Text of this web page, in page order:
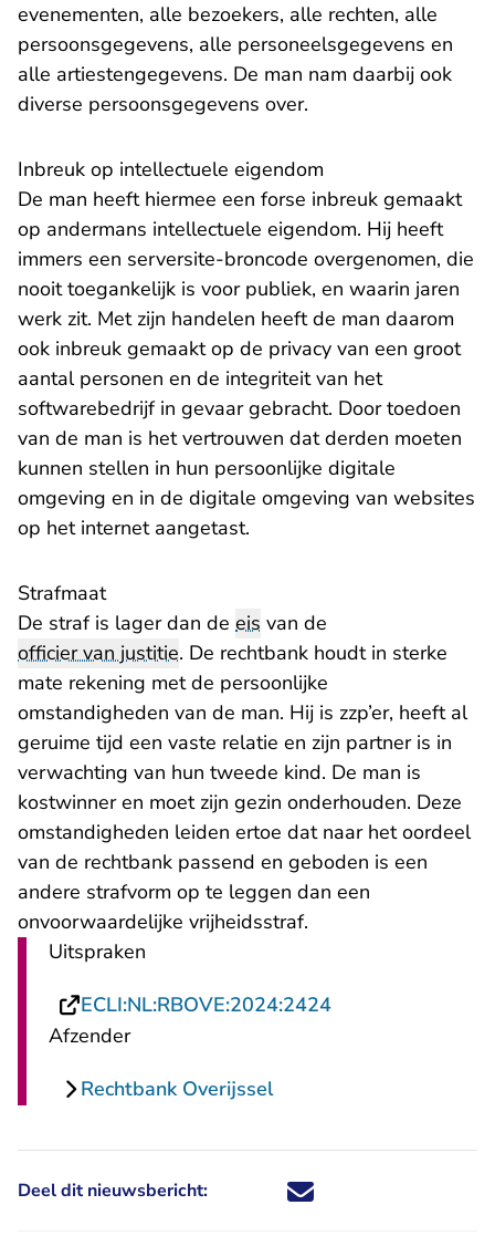
evenementen, alle bezoekers, alle rechten, alle
persoonsgegevens, alle personeelsgegevens en
alle artiestengegevens. De man nam daarbij ook
diverse persoonsgegevens over.
Inbreuk op intellectuele eigendom
De man heeft hiermee een forse inbreuk gemaakt
op andermans intellectuele eigendom. Hij heeft
immers een serversite-broncode overgenomen, die
nooit toegankelijk is voor publiek, en waarin jaren
werk zit. Met zijn handelen heeft de man daarom
ook inbreuk gemaakt op de privacy van een groot
aantal personen en de integriteit van het
softwarebedrijf in gevaar gebracht. Door toedoen
van de man is het vertrouwen dat derden moeten
kunnen stellen in hun persoonlijke digitale
omgeving en in de digitale omgeving van websites
op het internet aangetast.
Strafmaat
De straf is lager dan de eis van de
officier van justitie. De rechtbank houdt in sterke
mate rekening met de persoonlijke
omstandigheden van de man. Hij is zzp’er, heeft al
geruime tijd een vaste relatie en zijn partner is in
verwachting van hun tweede kind. De man is
kostwinner en moet zijn gezin onderhouden. Deze
omstandigheden leiden ertoe dat naar het oordeel
van de rechtbank passend en geboden is een
andere strafvorm op te leggen dan een
onvoorwaardelijke vrijheidsstraf.
Uitspraken
ECLI:NL:RBOVE:2024:2424- U verlaat
Afzender
Rechtbank Overijssel
Deel dit nieuwsbericht: Deel dit nieuwsbericht via X -
Deel dit nieuwsbericht via
Deel dit nieuwsbericht
Deel dit